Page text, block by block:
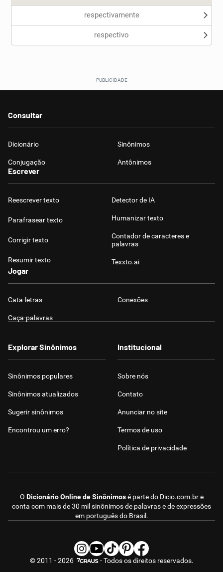
respectivamente
respectivo
Consultar
Dicionário Sinônimos
Conjugação Antônimos
Escrever
Reescrever texto
Parafrasear texto
Corrigir texto
Resumir texto
Detector de IA
Humanizar texto
Contador de caracteres e
palavras
Texxto.ai
Jogar
Cata-letras Conexões
Caça-palavras
O Dicionário Online de Sinônimosé parte do Dicio.com.bre
conta com mais de 30 mil sinônimos de palavras e de expressões
em português do Brasil.
Explorar Sinônimos
Sinônimos populares
Sinônimos atualizados
Sugerir sinônimos
Encontrou um erro?
Institucional
Sobre nós
Contato
Anunciar no site
Termos de uso
Política de privacidade
© 2011 - 2026 - Todos os direitos reservados.